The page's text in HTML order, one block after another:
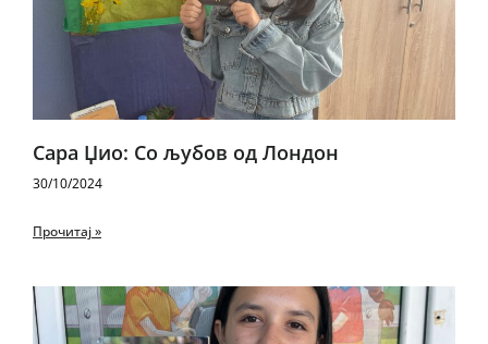
Сара Џио: Со љубов од Лондон
30/10/2024
Прочитај »